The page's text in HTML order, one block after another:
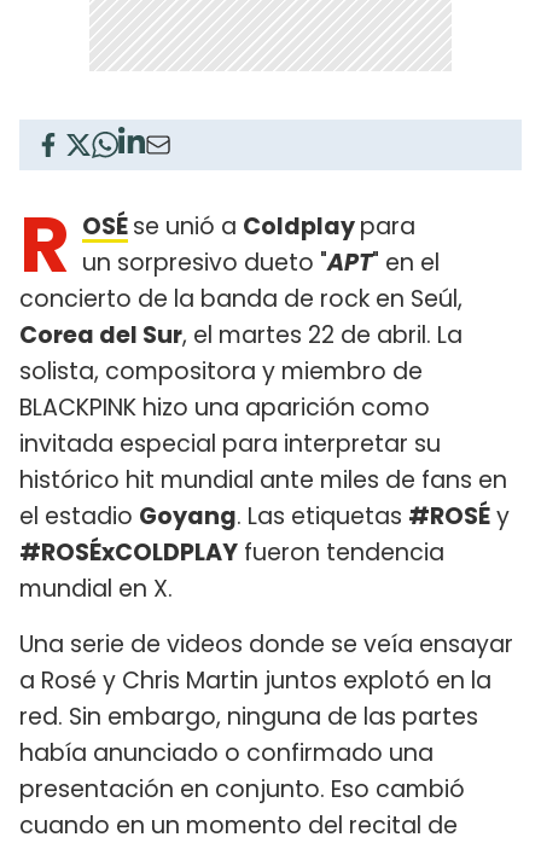
R OSÉse unió a Coldplaypara
un sorpresivo dueto "APT" en el
concierto de la banda de rock en Seúl,
Corea del Sur, el martes 22 de abril. La
solista, compositora y miembro de
BLACKPINK hizo una aparición como
invitada especial para interpretar su
histórico hit mundial ante miles de fans en
el estadio Goyang. Las etiquetas #ROSÉy
#ROSÉxCOLDPLAY fueron tendencia
mundial en X.
Una serie de videos donde se veía ensayar
a Rosé y Chris Martin juntos explotó en la
red. Sin embargo, ninguna de las partes
había anunciado o confirmado una
presentación en conjunto. Eso cambió
cuando en un momento del recital de